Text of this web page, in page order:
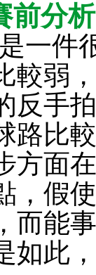
前分
一件
較弱
反手
路比
方面
，假
而能
如此